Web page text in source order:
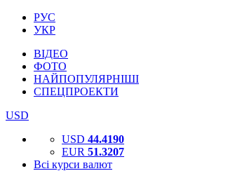
РУС
УКР
ВІДЕО
ФОТО
НАЙПОПУЛЯРНІШІ
СПЕЦПРОЕКТИ
USD
USD 44.4190
EUR 51.3207
Всі курси валют